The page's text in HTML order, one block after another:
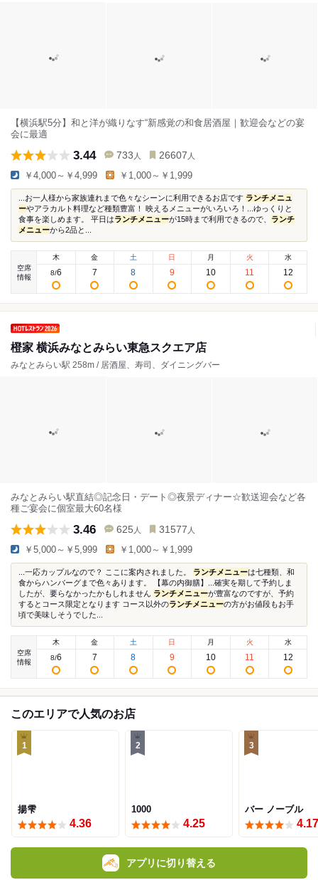
【横浜駅5分】和と洋が織りなす“新感覚の和食居酒屋｜歓迎会などの宴
会に最適
3.44 733 人 26607 人
￥4,000～￥4,999 ￥1,000～￥1,999
...お一人様から家族連れまで色々なシーンに利用できるお店です ランチメニュ
ーやアラカルト料理など種類豊富！ 映えるメニューがいろいろ！...ゆっくりと
食事を楽しめます。 平日はランチメニューが15時まで利用できるので、 ランチ
メニューから2品と...
空席
情報
木
8/6
金
7
土
8
日
9
月
10
火
11
水
12
橙家 横浜みなとみらい東急スクエア店
みなとみらい駅 258m / 居酒屋、寿司、ダイニングバー
みなとみらい駅直結◎記念日・デート◎夜景ディナー☆歓送迎会など各
種ご宴会に個室最大60名様
3.46 625 人 31577 人
￥5,000～￥5,999 ￥1,000～￥1,999
...一応カップルなので？ ここに案内されました。 ランチメニューは七種類、和
食からハンバーグまで色々あります。 【幕の内御膳】...確実を期して予約しま
したが、要らなかったかもしれません ランチメニューが豊富なのですが、予約
するとコース限定となります コース以外のランチメニューの方がお値段もお手
頃で美味しそうでした...
空席
情報
木
8/6
金
7
土
8
日
9
月
10
火
11
水
12
このエリアで人気のお店
1
揚雫
4.36
2
1000
4.25
3
バー ノーブル
4.17
アプリに切り替える